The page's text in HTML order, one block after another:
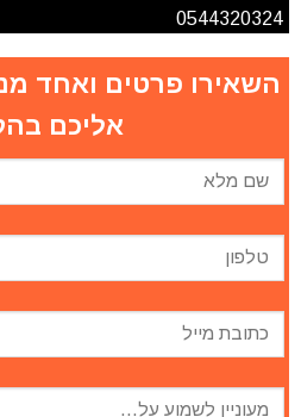
0544320324
השאירו פרטים ואחד
אליכם